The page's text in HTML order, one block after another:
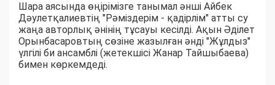
Шара аясында өңірімізге танымал әнші Айбек
Дәулетқалиевтің "Рәміздерім - қадірлім" атты су
жаңа авторлық әнінің тұсауы кесілді. Ақын Әділет
Орынбасаровтың сөзіне жазылған әнді "Жұлдыз"
үлгілі би ансамблі (жетекшісі Жанар Тайшыбаева)
бимен көркемдеді.